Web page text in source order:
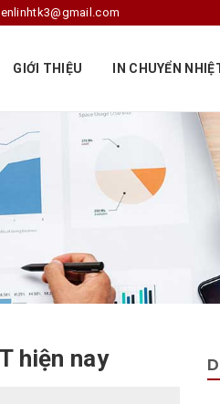
GIỚI THIỆU IN CHUYỂN
hiện nay